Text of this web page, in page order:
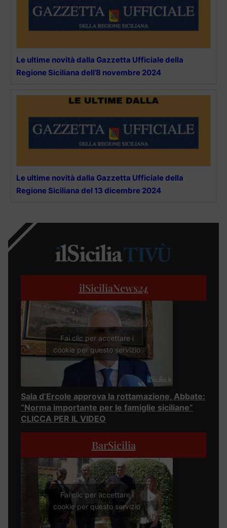
Le ultime novità dalla Gazzetta Ufficiale della
Regione Siciliana dell’8 novembre 2024
Le ultime novità dalla Gazzetta Ufficiale della
Regione Siciliana del 13 dicembre 2024
ilSiciliaNews24
Fai clic per accettare i
cookie per questo servizio
Sala d’Ercole approva la rottamazione, Abbate:
“Norma importante per le famiglie siciliane”
CLICCA PER IL VIDEO
BarSicilia
Fai clic per accettare i
cookie per questo servizio